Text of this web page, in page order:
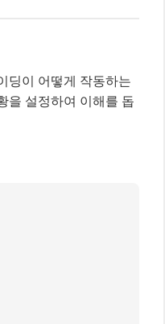
딩이 어떻게 작동하는
을 설정하여 이해를 돕